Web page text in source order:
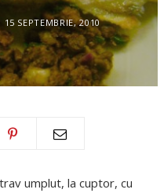
15 SEPTEMBRIE, 2010
umplut, la cuptor, cu